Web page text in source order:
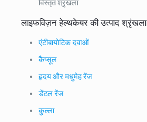
विस्तृत श्रृंखला
लाइफविज़न हेल्थकेयर की उत्पाद श्रृंखला
एंटीबायोटिक दवाओं
कैप्सूल
हृदय और मधुमेह रेंज
डेंटल रेंज
कुल्ला